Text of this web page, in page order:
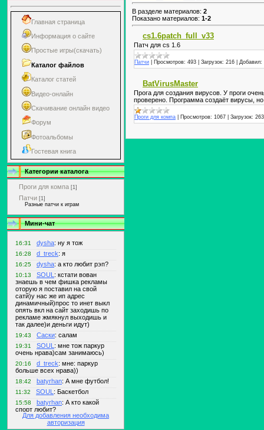
Главная страница
Информация о сайте
Простые игры(скачать)
Каталог файлов
Каталог статей
Видео-онлайн
Скачивание онлайн видео
Форум
Фотоальбомы
Гостевая книга
Категории каталога
Проги для компа [1]
Патчи [1]
Разные патчи к играм
Мини-чат
Для добавления необходима
авторизация
В разделе материалов: 2
Показано материалов: 1-2
cs1.6patch_full_v33
Патч для cs 1.6
Патчи Просмотров: 493 Загрузок: 216 Добавил:
BatVirusMaster
Прога для создания вирусов. У проги
проверено. Программа создаёт вирусы,
Проги для компа Просмотров: 1067 Загрузок: 263